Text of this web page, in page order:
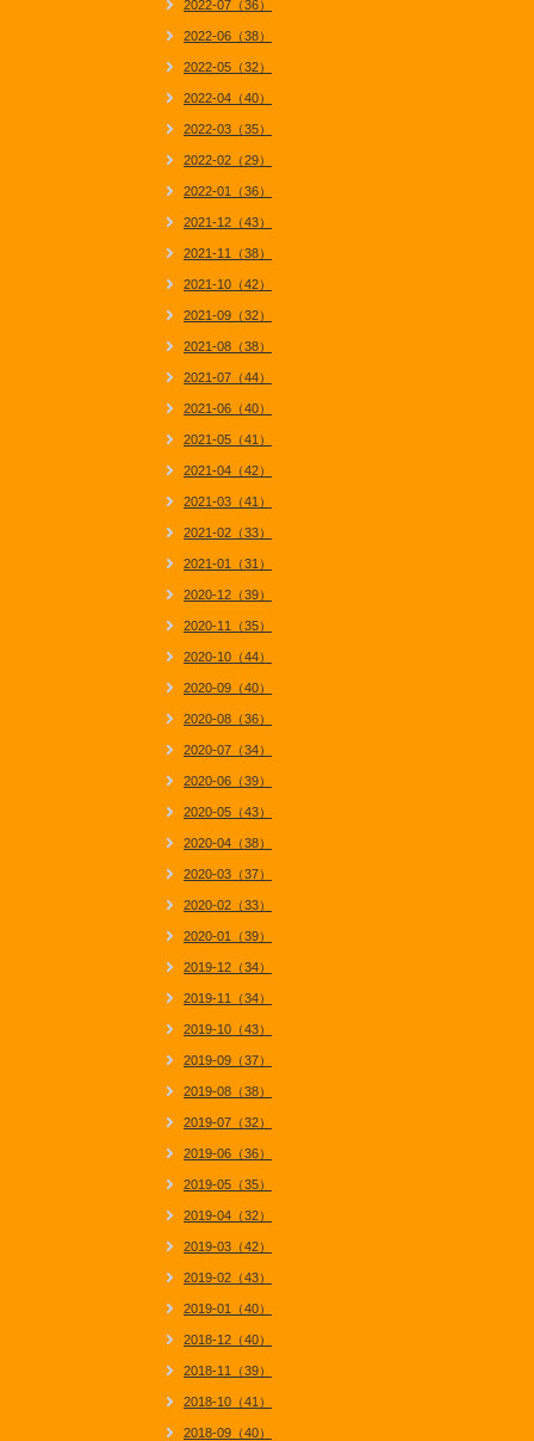
2022-07（36）
2022-06（38）
2022-05（32）
2022-04（40）
2022-03（35）
2022-02（29）
2022-01（36）
2021-12（43）
2021-11（38）
2021-10（42）
2021-09（32）
2021-08（38）
2021-07（44）
2021-06（40）
2021-05（41）
2021-04（42）
2021-03（41）
2021-02（33）
2021-01（31）
2020-12（39）
2020-11（35）
2020-10（44）
2020-09（40）
2020-08（36）
2020-07（34）
2020-06（39）
2020-05（43）
2020-04（38）
2020-03（37）
2020-02（33）
2020-01（39）
2019-12（34）
2019-11（34）
2019-10（43）
2019-09（37）
2019-08（38）
2019-07（32）
2019-06（36）
2019-05（35）
2019-04（32）
2019-03（42）
2019-02（43）
2019-01（40）
2018-12（40）
2018-11（39）
2018-10（41）
2018-09（40）